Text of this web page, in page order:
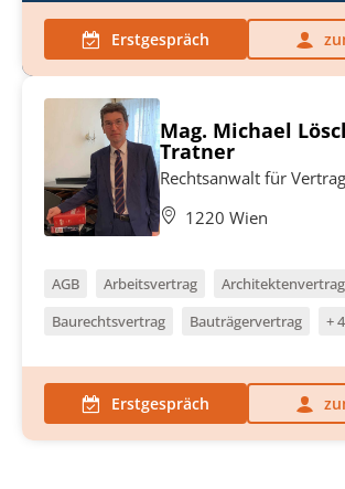
Erstgespräch
Mag. Michael
Tratner
Rechtsanwalt für
1220 Wien
AGB Arbeitsvertrag
Architektenvertrag
Baurechtsvertrag
Bauträgervertrag +
Erstgespräch